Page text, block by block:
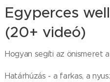
Egyperces
(20+ videó)
Hogyan segíti az önismeret
Határhúzás - a farkas, a